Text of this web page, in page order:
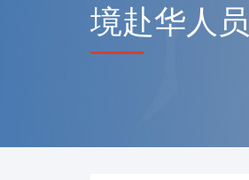
境赴华人